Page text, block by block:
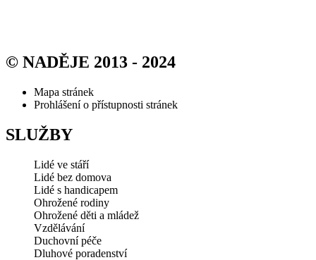
© NADĚJE 2013 - 2024
Mapa stránek
Prohlášení o přístupnosti stránek
SLUŽBY
Lidé ve stáří
Lidé bez domova
Lidé s handicapem
Ohrožené rodiny
Ohrožené děti a mládež
Vzdělávání
Duchovní péče
Dluhové poradenství